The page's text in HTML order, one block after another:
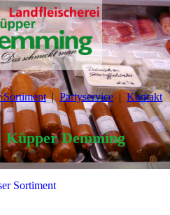
Sortiment Partyservice Kontakt
Küpper Demming
Sortiment